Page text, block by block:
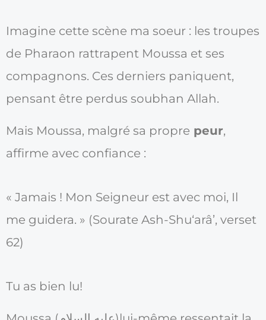
Imagine cette scène ma soeur : les troupes
de Pharaon rattrapent Moussa et ses
compagnons. Ces derniers paniquent,
pensant être perdus soubhan Allah.
Mais Moussa, malgré sa propre peur,
affirme avec confiance :
« Jamais ! Mon Seigneur est avec moi, Il
me guidera. » (Sourate Ash-Shu‘arâ’, verset
62)
Tu as bien lu!